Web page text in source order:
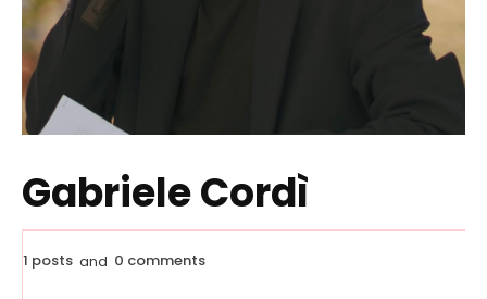
Gabriele Cordì
1 posts and 0 comments